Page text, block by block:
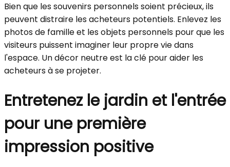
Bien que les souvenirs personnels soient précieux, ils
peuvent distraire les acheteurs potentiels. Enlevez les
photos de famille et les objets personnels pour que les
visiteurs puissent imaginer leur propre vie dans
l'espace. Un décor neutre est la clé pour aider les
acheteurs à se projeter.
Entretenez le jardin et l'entrée
pour une première
impression positive